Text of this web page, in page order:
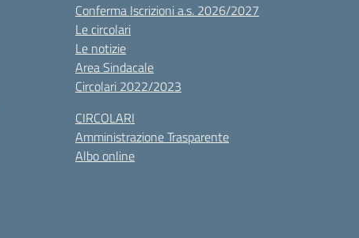
Conferma Iscrizioni a.s. 2026/2027
Le circolari
Le notizie
Area Sindacale
Circolari 2022/2023
CIRCOLARI
Amministrazione Trasparente
Albo online